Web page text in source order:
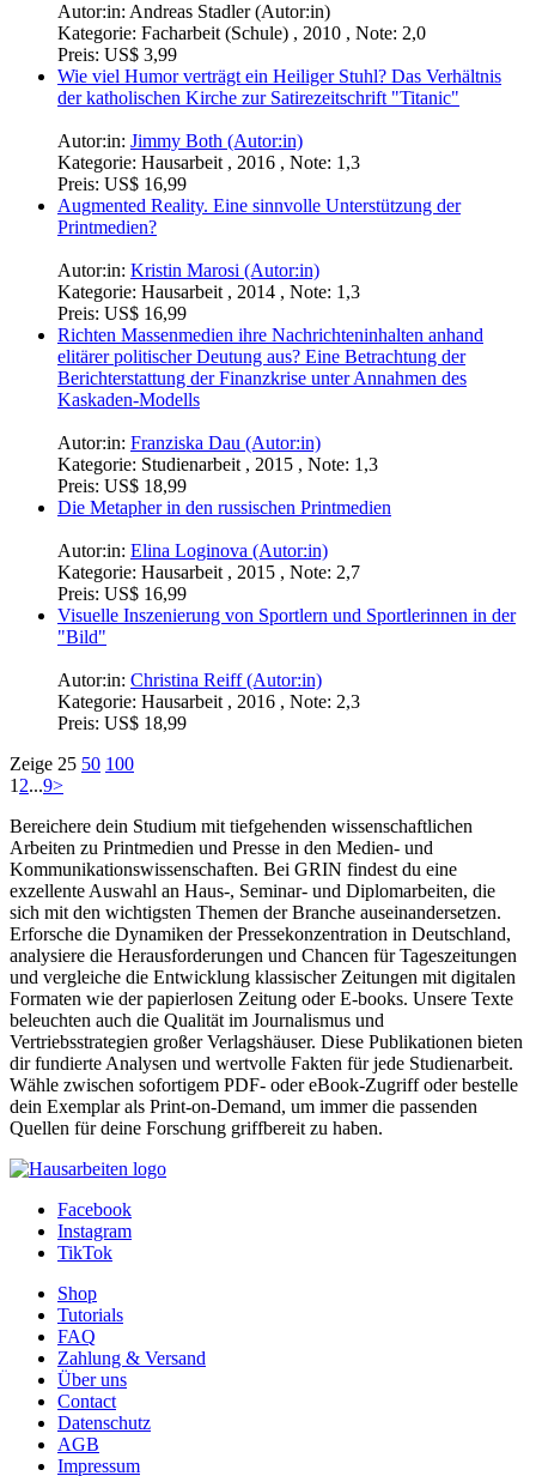
Autor:in: Andreas Stadler (Autor:in)
Kategorie: Facharbeit (Schule) , 2010 , Note: 2,0
Preis: US$ 3,99
Wie viel Humor verträgt ein Heiliger Stuhl? Das Verhältnis
der katholischen Kirche zur Satirezeitschrift "Titanic"
Autor:in: Jimmy Both (Autor:in)
Kategorie: Hausarbeit , 2016 , Note: 1,3
Preis: US$ 16,99
Augmented Reality. Eine sinnvolle Unterstützung der
Printmedien?
Autor:in: Kristin Marosi (Autor:in)
Kategorie: Hausarbeit , 2014 , Note: 1,3
Preis: US$ 16,99
Richten Massenmedien ihre Nachrichteninhalten anhand
elitärer politischer Deutung aus? Eine Betrachtung der
Berichterstattung der Finanzkrise unter Annahmen des
Kaskaden-Modells
Autor:in: Franziska Dau (Autor:in)
Kategorie: Studienarbeit , 2015 , Note: 1,3
Preis: US$ 18,99
Die Metapher in den russischen Printmedien
Autor:in: Elina Loginova (Autor:in)
Kategorie: Hausarbeit , 2015 , Note: 2,7
Preis: US$ 16,99
Visuelle Inszenierung von Sportlern und Sportlerinnen in der
"Bild"
Autor:in: Christina Reiff (Autor:in)
Kategorie: Hausarbeit , 2016 , Note: 2,3
Preis: US$ 18,99
Zeige 25 50 100
12...9>
Bereichere dein Studium mit tiefgehenden wissenschaftlichen
Arbeiten zu Printmedien und Presse in den Medien- und
Kommunikationswissenschaften. Bei GRIN findest du eine
exzellente Auswahl an Haus-, Seminar- und Diplomarbeiten, die
sich mit den wichtigsten Themen der Branche auseinandersetzen.
Erforsche die Dynamiken der Pressekonzentration in Deutschland,
analysiere die Herausforderungen und Chancen für Tageszeitungen
und vergleiche die Entwicklung klassischer Zeitungen mit digitalen
Formaten wie der papierlosen Zeitung oder E-books. Unsere Texte
beleuchten auch die Qualität im Journalismus und
Vertriebsstrategien großer Verlagshäuser. Diese Publikationen bieten
dir fundierte Analysen und wertvolle Fakten für jede Studienarbeit.
Wähle zwischen sofortigem PDF- oder eBook-Zugriff oder bestelle
dein Exemplar als Print-on-Demand, um immer die passenden
Quellen für deine Forschung griffbereit zu haben.
Facebook
Instagram
TikTok
Shop
Tutorials
FAQ
Zahlung & Versand
Über uns
Contact
Datenschutz
AGB
Impressum